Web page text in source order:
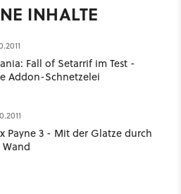
INHALTE
Fall of Setarrif im Test -
Addon-Schnetzelei
Payne 3 - Mit der Glatze durch